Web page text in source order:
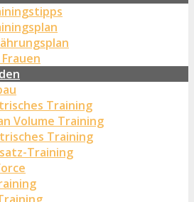
Training
Volume Training
Training
Training